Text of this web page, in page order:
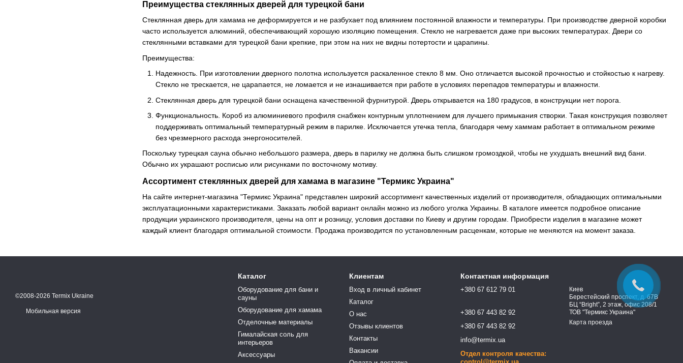
Преимущества стеклянных дверей для турецкой бани
Стеклянная дверь для хамама не деформируется и не разбухает под влиянием постоянной влажности и температуры. При производстве дверной коробки
часто используется алюминий, обеспечивающий хорошую изоляцию помещения. Стекло не нагревается даже при высоких температурах. Двери со
стеклянными вставками для турецкой бани крепкие, при этом на них не видны потертости и царапины.
Преимущества:
Надежность. При изготовлении дверного полотна используется раскаленное стекло 8 мм. Оно отличается высокой прочностью и стойкостью к нагреву.
Стекло не трескается, не царапается, не ломается и не изнашивается при работе в условиях перепадов температуры и влажности.
Стеклянная дверь для турецкой бани оснащена качественной фурнитурой. Дверь открывается на 180 градусов, в конструкции нет порога.
Функциональность. Короб из алюминиевого профиля снабжен контурным уплотнением для лучшего примыкания створки. Такая конструкция позволяет
поддерживать оптимальный температурный режим в парилке. Исключается утечка тепла, благодаря чему хаммам работает в оптимальном режиме
без чрезмерного расхода энергоносителей.
Поскольку турецкая сауна обычно небольшого размера, дверь в парилку не должна быть слишком громоздкой, чтобы не ухудшать внешний вид бани.
Обычно их украшают росписью или рисунками по восточному мотиву.
Ассортимент стеклянных дверей для хамама в магазине "Термикс Украина"
На сайте интернет-магазина "Термикс Украина" представлен широкий ассортимент качественных изделий от производителя, обладающих оптимальными
эксплуатационными характеристиками. Заказать любой вариант онлайн можно из любого уголка Украины. В каталоге имеется подробное описание
продукции украинского производителя, цены на опт и розницу, условия доставки по Киеву и другим городам. Приобрести изделия в магазине может
каждый клиент благодаря оптимальной стоимости. Продажа производится по установленным расценкам, которые не меняются на момент заказа.
©2008-2026 Termix Ukraine
Мобильная версия
Каталог
Оборудование для бани и
сауны
Оборудование для хамама
Отделочные материалы
Гималайская соль для
интерьеров
Аксессуары
Клиентам
Вход в личный кабинет
Каталог
О нас
Отзывы клиентов
Контакты
Вакансии
Контактная информация
+380 67 612 79 01
+380 67 443 82 92
+380 67 443 82 92
info@termix.ua
Отдел контроля качества:
Киев
Берестейский проспект, д. 67В
БЦ “Bright”, 2 этаж, офис 208/1
ТОВ "Термикс Украина"
Карта проезда